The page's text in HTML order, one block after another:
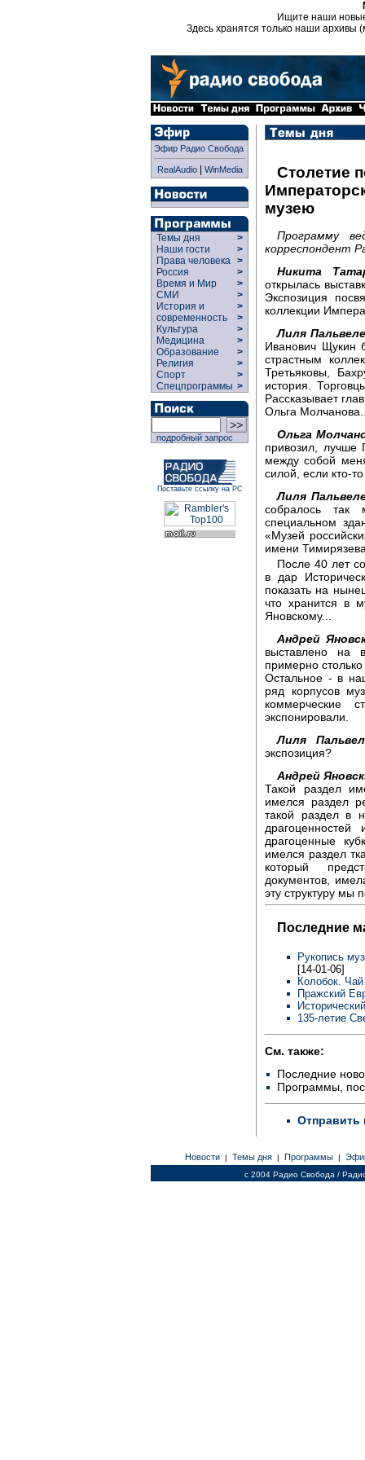
Ищите наши
Здесь хранятся только наши архивы
Эфир Радио Свобода
RealAudio| WinMedia
Темы дня
>
Наши гости
>
Права человека >
Россия
>
Время и Мир
>
СМИ
>
История и
современность
>
>
Культура
>
Медицина
>
Образование
>
Религия
>
Спорт
>
Спецпрограммы >
подробный запрос
Поставьте ссылку на РС
Столетие
музею
Программу
корреспондент
Никита
открылась
Экспозиция
коллекции
Лиля
Иванович Щукин
страстным
Третьяковы,
история.
Рассказывает
Ольга
Ольга
привозил, лучше
между собой
силой, если кто-
Лиля
собралось
специальном
«Музей
имени
После 40 лет
в дар
показать на
что хранится в
Яновскому...
Андрей
выставлено на
примерно
Остальное - в
ряд корпусов
экспонировали.
Лиля
экспозиция?
Андрей
Такой раздел
имелся раздел
такой раздел в
драгоценные
имелся раздел
который
документов,
эту структуру мы
Последние
Рукопись
[14-01-06]
Колобок.
Пражский
135-летие
См. также:
Последние
Программы,
Отправить
Новости | Темы дня | Программы |
c 2004 Радио Свобода /